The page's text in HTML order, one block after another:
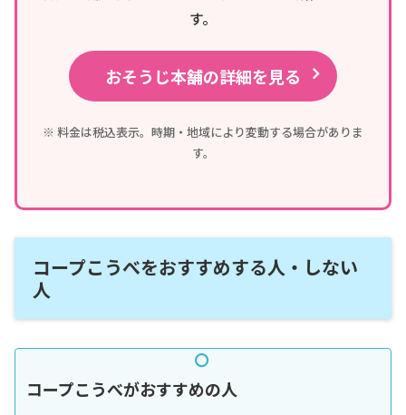
す。
おそうじ本舗の詳細を見る
※ 料金は税込表示。時期・地域により変動する場合がありま
す。
コープこうべをおすすめする人・しない
人
コープこうべがおすすめの人